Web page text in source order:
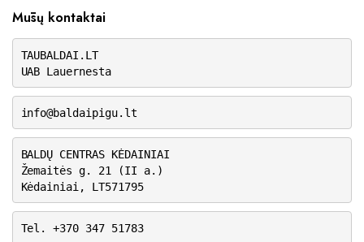
Mūsų kontaktai
TAUBALDAI.LT
UAB Lauernesta
info@baldaipigu.lt
BALDŲ CENTRAS KĖDAINIAI
Žemaitės g. 21 (II a.)
Kėdainiai, LT571795
Tel. +370 347 51783